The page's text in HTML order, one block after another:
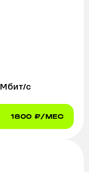
Мбит/с
1800 ₽/МЕС